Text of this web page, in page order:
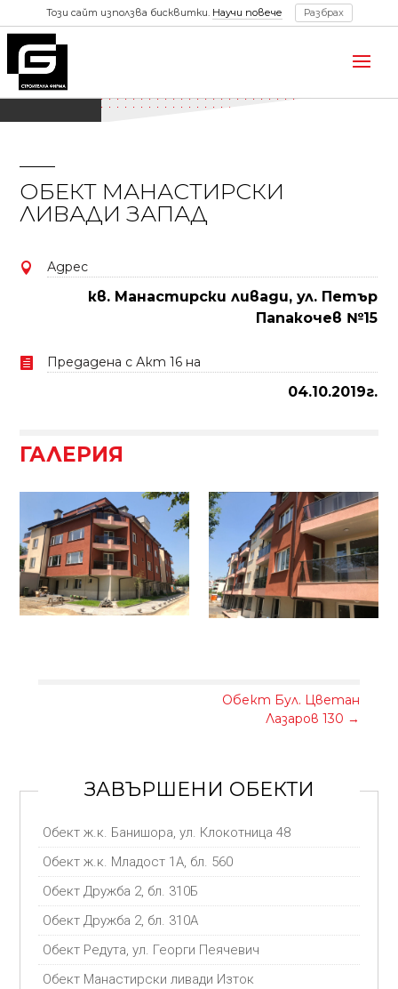
ОБЕКТ МАНАСТИРСКИ
ЛИВАДИ ЗАПАД
 Адрес
кв. Манастирски ливади, ул. Петър
Папакочев №15
 Предадена с Акт 16 на
04.10.2019г.
ГАЛЕРИЯ
Обект Бул. Цветан
Лазаров 130 →
ЗАВЪРШЕНИ ОБЕКТИ
Обект ж.к. Банишора, ул. Клокотница 48
Обект ж.к. Младост 1А, бл. 560
Обект Дружба 2, бл. 310Б
Обект Дружба 2, бл. 310А
Обект Редута, ул. Георги Пеячевич
Обект Манастирски ливади Изток
Този сайт използва бисквитки. Научи повече Разбрах